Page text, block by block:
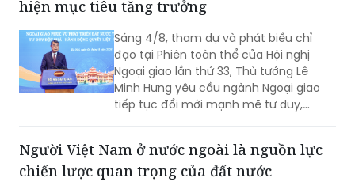
hiện mục tiêu tăng trưởng
Sáng 4/8, tham dự và phát biểu chỉ
đạo tại Phiên toàn thể của Hội nghị
Ngoại giao lần thứ 33, Thủ tướng Lê
Minh Hưng yêu cầu ngành Ngoại giao
tiếp tục đổi mới mạnh mẽ tư duy,
chất hơn, đồng hành chặt chẽ hơn với
các Bộ, ngành, địa phương và cộng
Người Việt Nam ở nước ngoài là nguồn lực
chiến lược quan trọng của đất nước